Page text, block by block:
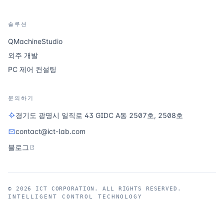
솔루션
QMachineStudio
외주 개발
PC 제어 컨설팅
문의하기
경기도 광명시 일직로 43 GIDC A동 2507호, 2508호
contact@ict-lab.com
블로그
© 2026
ICT CORPORATION. ALL RIGHTS RESERVED.
INTELLIGENT CONTROL TECHNOLOGY